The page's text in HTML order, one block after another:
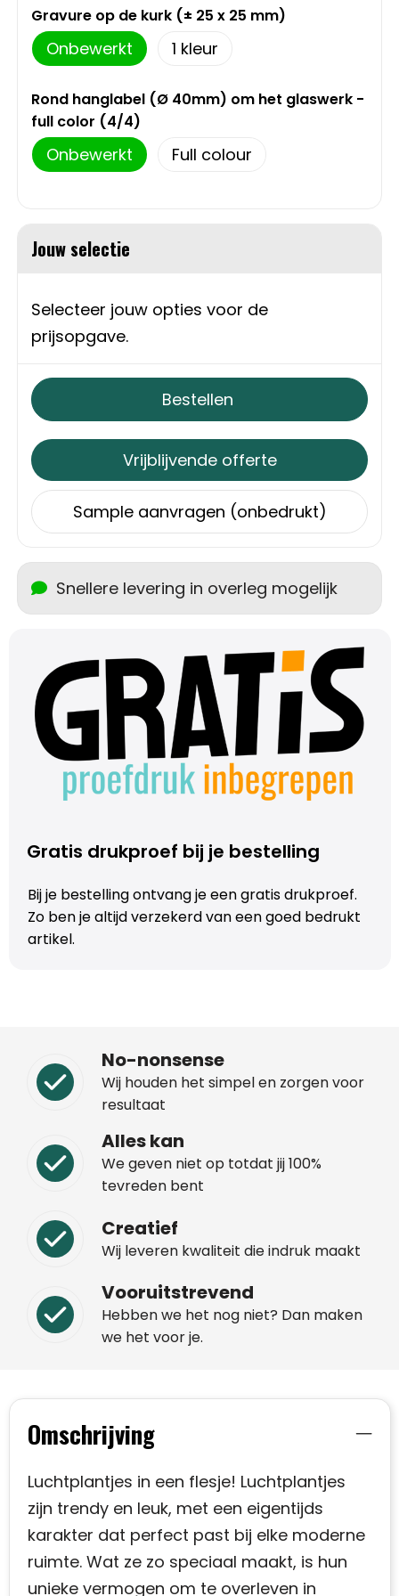
Sweaters
T-Shirts
Vesten
Schoenen
Matrozentassen
Opbergtassen
Opvouwbare tassen
Papieren tassen
Reistassen
Reistassensets
Schoudertassen
Sporttassen
Strandtassen
Waterbestendige tassen
Golftassen
Collegetassen
Tablettassen
Schoenentassen
Gravure op de kurk (± 25 x 25 mm)
Onbewerkt 1
Rond hanglabel (Ø 40mm) om het glaswerk -
full color (4/4)
Onbewerkt Full colour
Jouw selectie
Selecteer jouw opties voor de
prijsopgave.
Bestellen
Vrijblijvende offerte
Sample aanvragen (onbedrukt)
Snellere levering in overleg mogelijk
Gratis drukproef bij je bestelling
Bij je bestelling ontvang je een gratis drukproef.
Zo ben je altijd verzekerd van een goed bedrukt
artikel.
No-nonsense
Wij houden het simpel en zorgen voor
resultaat
Alles kan
We geven niet op totdat jij 100%
tevreden bent
Creatief
Wij leveren kwaliteit die indruk maakt
Vooruitstrevend
Hebben we het nog niet? Dan maken
we het voor je.
Omschrijving
Luchtplantjes in een flesje! Luchtplantjes
zijn trendy en leuk, met een eigentijds
karakter dat perfect past bij elke moderne
ruimte. Wat ze zo speciaal maakt, is hun
unieke vermogen om te overleven in